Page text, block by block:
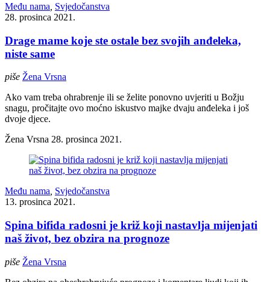
Među nama Svjedočanstva
28. prosinca 2021.
Drage mame koje ste ostale bez svojih anđeleka,
niste same
piše Žena Vrsna
Ako vam treba ohrabrenje ili se želite ponovno uvjeriti u Božju
snagu, pročitajte ovo moćno iskustvo majke dvaju anđeleka i još
dvoje djece.
Žena Vrsna 28. prosinca 2021.
Među nama Svjedočanstva
13. prosinca 2021.
Spina bifida radosni je križ koji nastavlja mijenjati
naš život, bez obzira na prognoze
piše Žena Vrsna